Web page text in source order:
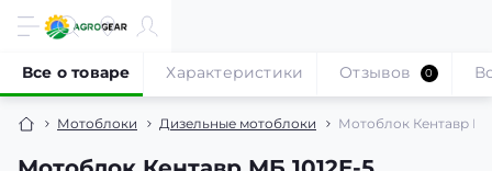
Мотоблоки Дизельные мотоблоки Мотоблок Кентавр
Все о товаре Характеристики Отзывов 0